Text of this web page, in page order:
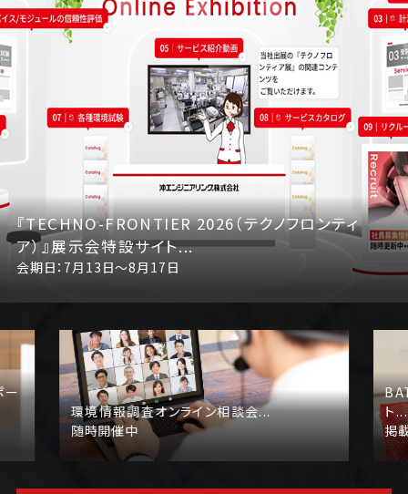
『TECHNO-FRONTIER 2026（テクノフロンティ
ア）』展示会特設サイト
会期日：7月13日～8月17日
ー
環境情報調査オンライン相談会
随時開催中
ト
掲